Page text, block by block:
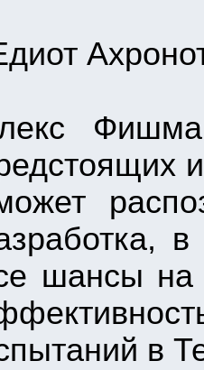
шансы на
в